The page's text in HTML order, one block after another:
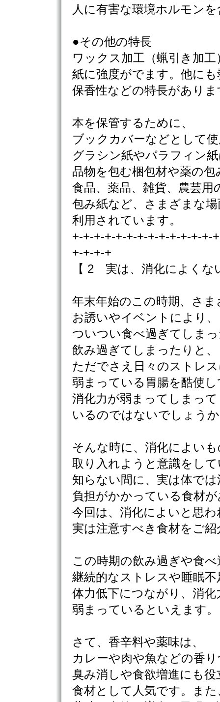
人に有害な環境ホルモン
●その他の特長
ワックス加工（蝋引き加
紙に強度がでます。他に
保香性などの特長がありま
本を保管するために、
ブックカバーなどとして
グラシン紙やパラフィン
品物を包む梱包材や薬の包
食品、薬品、雑貨、農芸用
包み紙など、さまざまな場
利用されています。
+-+-+-+-+-+-+-+-+-+-+-+-+-
+-+-+-+
【 2 実は、消化によくな
年末年始のこの時期、さま
お誘いやイベントにより、
ついつい食べ過ぎてしま
飲み過ぎてしまったりと、
ただでさえ日々のストレ
弱まっている胃腸を酷使し
消化力が弱まってしまって
いるのではないでしょう
そんな時に、消化によい
取り入れようと意識をし
知らない間に、実は体では
負担がかかっている食材
今回は、消化によいと思
実は注意すべき食材をご
この時期の飲み過ぎや食べ
継続的なストレスや睡眠
体力低下につながり、消化
弱まっているといえます。
さて、香辛料や薬味は、
カレーや肉や魚などの香
臭み消しや食欲増進にも役
食材として人気です。また